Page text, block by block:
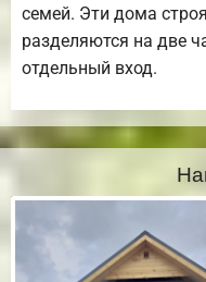
семей. Эти дома
разделяются на две
отдельный вход.